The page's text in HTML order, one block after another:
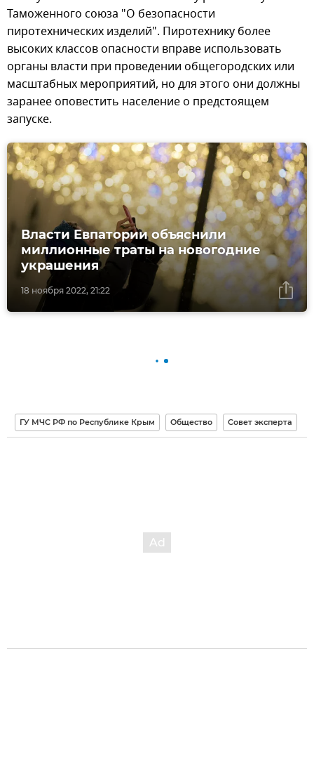
Таможенного союза "О безопасности
пиротехнических изделий". Пиротехнику более
высоких классов опасности вправе использовать
органы власти при проведении общегородских или
масштабных мероприятий, но для этого они должны
заранее оповестить население о предстоящем
запуске.
18 ноября 2022, 21:22
Власти Евпатории объяснили
миллионные траты на новогодние
украшения
ГУ МЧС РФ по Республике Крым Общество Совет эксперта